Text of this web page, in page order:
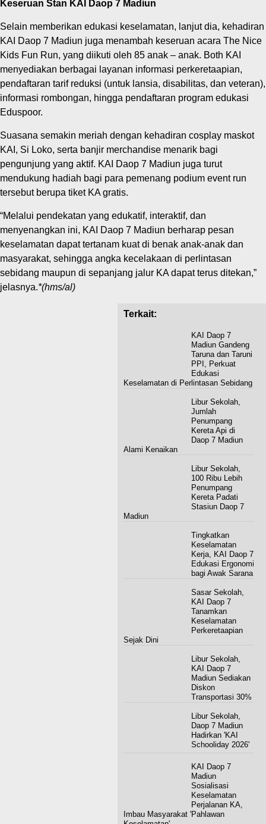
Keseruan Stan KAI Daop 7 Madiun
‎Selain memberikan edukasi keselamatan, lanjut dia, kehadiran
KAI Daop 7 Madiun juga menambah keseruan acara The Nice
Kids Fun Run, yang diikuti oleh 85 anak – anak. Both KAI
menyediakan berbagai layanan informasi perkeretaapian,
pendaftaran tarif reduksi (untuk lansia, disabilitas, dan veteran),
informasi rombongan, hingga pendaftaran program edukasi
Eduspoor.
Suasana semakin meriah dengan kehadiran cosplay maskot
KAI, Si Loko, serta banjir merchandise menarik bagi
pengunjung yang aktif. KAI Daop 7 Madiun juga turut
mendukung hadiah bagi para pemenang podium event run
tersebut berupa tiket KA gratis.
“Melalui pendekatan yang edukatif, interaktif, dan
menyenangkan ini, KAI Daop 7 Madiun berharap pesan
keselamatan dapat tertanam kuat di benak anak-anak dan
masyarakat, sehingga angka kecelakaan di perlintasan
sebidang maupun di sepanjang jalur KA dapat terus ditekan,”
jelasnya.*(hms/al)
Terkait:
KAI Daop 7
Madiun Gandeng
Taruna dan Taruni
PPI, Perkuat
Edukasi
Keselamatan di Perlintasan Sebidang
Libur Sekolah,
Jumlah
Penumpang
Kereta Api di
Daop 7 Madiun
Alami Kenaikan
Libur Sekolah,
100 Ribu Lebih
Penumpang
Kereta Padati
Stasiun Daop 7
Madiun
Tingkatkan
Keselamatan
Kerja, KAI Daop 7
Edukasi Ergonomi
bagi Awak Sarana
Sasar Sekolah,
KAI Daop 7
Tanamkan
Keselamatan
Perkeretaapian
Sejak Dini
Libur Sekolah,
KAI Daop 7
Madiun Sediakan
Diskon
Transportasi 30%
Libur Sekolah,
Daop 7 Madiun
Hadirkan 'KAI
Schooliday 2026'
KAI Daop 7
Madiun
Sosialisasi
Keselamatan
Perjalanan KA,
Imbau Masyarakat 'Pahlawan